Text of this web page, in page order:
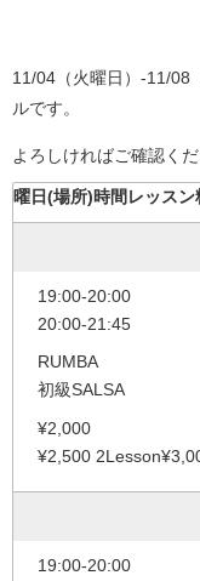
11/04（火曜日）-11/08
ルです。
よろしければご確認くだ
曜日(場所)時間 レッスン
19:00-20:00
20:00-21:45
RUMBA
初級SALSA
¥2,000
¥2,500
19:00-20:00